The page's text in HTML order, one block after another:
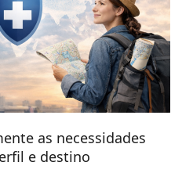
as necessidades
e destino